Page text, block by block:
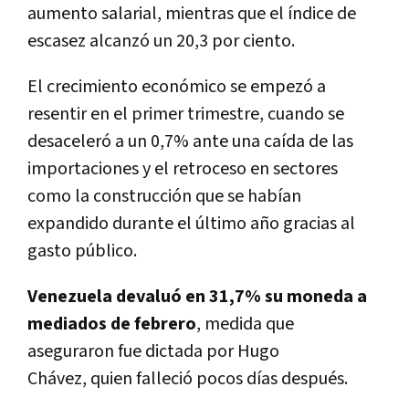
aumento salarial, mientras que el índice de
escasez alcanzó un 20,3 por ciento.
El crecimiento económico se empezó a
resentir en el primer trimestre, cuando se
desaceleró a un 0,7% ante una caída de las
importaciones y el retroceso en sectores
como la construcción que se habían
expandido durante el último año gracias al
gasto público.
Venezuela devaluó en 31,7% su moneda a
mediados de febrero, medida que
aseguraron fue dictada por Hugo
Chávez, quien falleció pocos días después.